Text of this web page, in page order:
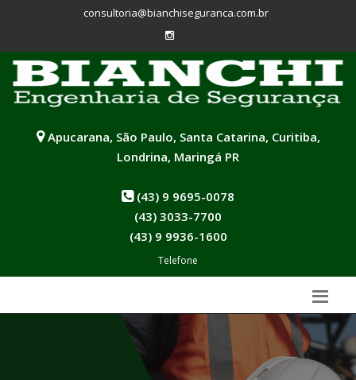
consultoria@bianchiseguranca.com.br
Apucarana, São Paulo, Santa Catarina, Curitiba,
Londrina, Maringá PR
(43) 9 9695-0078
(43) 3033-7700
(43) 9 9936-1600
Telefone